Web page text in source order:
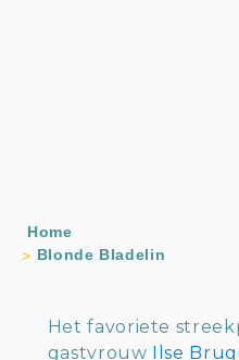
Home
Blonde Bladelin
Het favoriete
gastvrouw Ilse